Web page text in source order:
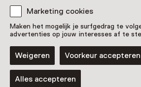
Marketing cookies
Maken het mogelijk je surfgedrag te
advertenties op jouw interesses af te
Weigeren Voorkeur accepteren
Alles accepteren